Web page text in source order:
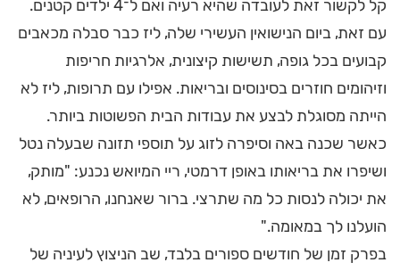
קל לקשור זאת לעובדה שהיא רעיה ואם ל־4 ילדים קטנים.
עם זאת, ביום הנישואין העשירי שלה, ליז כבר סבלה מכאבים
קבועים בכל גופה, תשישות קיצונית, אלרגיות חריפות
וזיהומים חוזרים בסינוסים ובריאות. אפילו עם תרופות, ליז לא
הייתה מסוגלת לבצע את עבודות הבית הפשוטות ביותר.
כאשר שכנה באה וסיפרה לזוג על תוספי תזונה שבעלה נטל
ושיפרו את בריאותו באופן דרמטי, ריי המיואש נכנע: "מותק,
את יכולה לנסות כל מה שתרצי. ברור שאנחנו, הרופאים, לא
הועלנו לך במאומה."
בפרק זמן של חודשים ספורים בלבד, שב הניצוץ לעיניה של